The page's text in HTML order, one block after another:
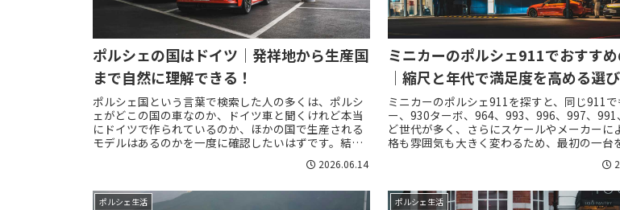
ポルシェの国はドイツ｜発祥地から生産国
まで自然に理解できる！
ポルシェ国という言葉で検索した人の多くは、ポルシ
ェがどこの国の車なのか、ドイツ車と聞くけれど本当
にドイツで作られているのか、ほかの国で生産される
モデルはあるのかを一度に確認したいはずです。結論
2026.06.14
ミニカーのポルシェ911でおすす
｜縮尺と年代で満足度を高める選び
ミニカーのポルシェ911を探すと、同じ911で
ー、930ターボ、964、993、996、997、991
ど世代が多く、さらにスケールやメーカーに
格も雰囲気も大きく変わるため、最初の一台
ポルシェ生活 ポルシェ生活